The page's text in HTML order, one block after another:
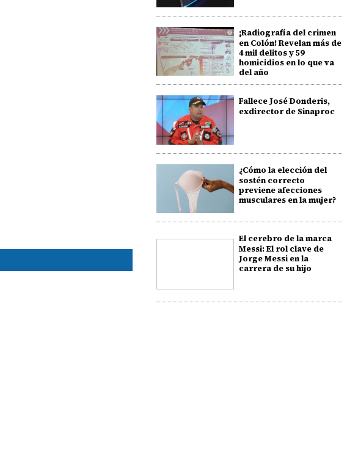
¡Radiografía del crimen
en Colón! Revelan más de
4 mil delitos y 59
homicidios en lo que va
del año
Fallece José Donderis,
exdirector de Sinaproc
¿Cómo la elección del
sostén correcto
previene afecciones
musculares en la mujer?
El cerebro de la marca
Messi: El rol clave de
Jorge Messi en la
carrera de su hijo